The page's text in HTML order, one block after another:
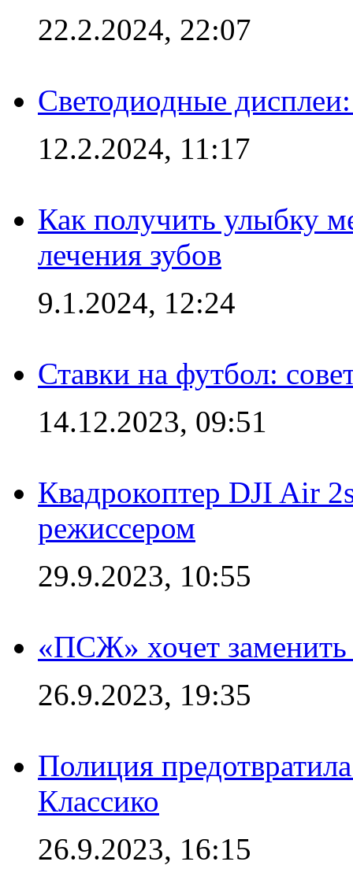
22.2.2024, 22:07
Светодиодные
12.2.2024, 11:17
Как получить улыбку
лечения зубов
9.1.2024, 12:24
Ставки на футбол:
14.12.2023, 09:51
Квадрокоптер DJI Air
режиссером
29.9.2023, 10:55
«ПСЖ» хочет
26.9.2023, 19:35
Полиция
Классико
26.9.2023, 16:15